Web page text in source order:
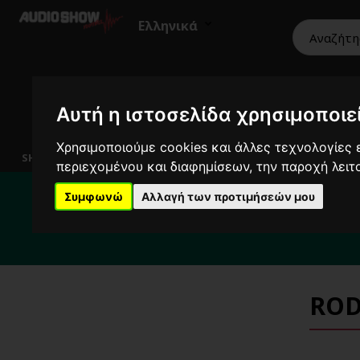
Αυτή η ιστοσελίδα
Χρησιμοποιούμε cookies και άλλες τεχνολογίες
περιεχομένου και διαφημίσεων, την παροχή
Συμφωνώ Αλλαγή των προτιμήσεών μου
Ελληνικά
SHOWROOM
Για το διάστημα